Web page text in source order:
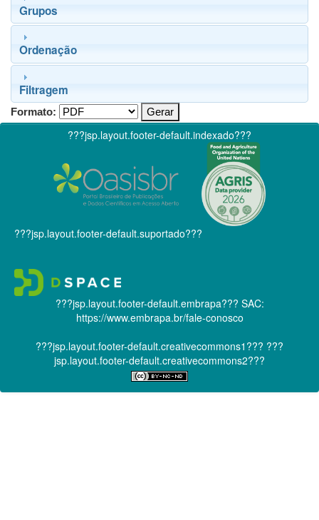
Grupos
Ordenação
Filtragem
Formato:
???jsp.layout.footer-default.indexado???
???jsp.layout.footer-default.suportado???
???jsp.layout.footer-default.embrapa??? SAC:
https://www.embrapa.br/fale-conosco
???jsp.layout.footer-default.creativecommons1??? ???
jsp.layout.footer-default.creativecommons2???